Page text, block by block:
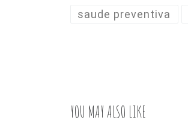
saude preventiva
YOU MAY ALSO LIKE